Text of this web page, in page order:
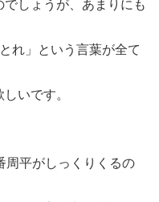
しょうが、あまりにも
れ」という言葉が全て
いです。
周平がしっくりくるの